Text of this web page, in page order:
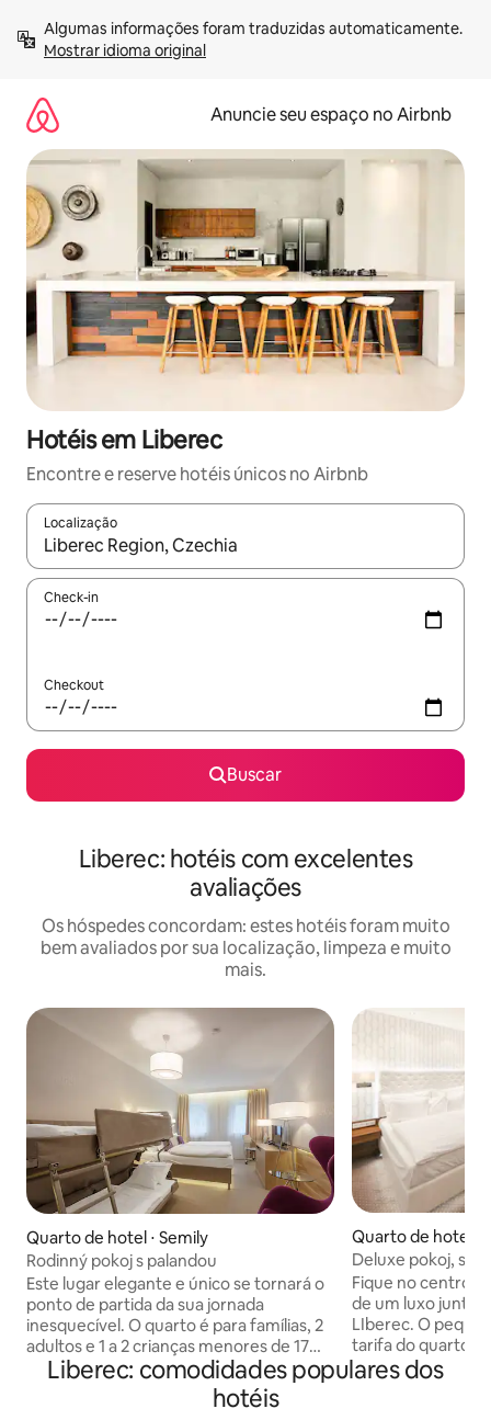
para
Mostrar idioma original
Anuncie seu espaço no Airbnb
Hotéis em Liberec
Encontre e reserve hotéis únicos no Airbnb
Localização
Quando os resultados estiverem disponíveis, explore-os
Check-in
Checkout
Buscar
Liberec: hotéis com excelentes
avaliações
Os hóspedes concordam: estes hotéis foram muito
bem avaliados por sua localização, limpeza e muito
mais.
Quarto de hotel ⋅ Semily
Rodinný pokoj s palandou
Este lugar elegante e único se tornará o
ponto de partida da sua jornada
inesquecível. O quarto é para famílias, 2
adultos e 1 a 2 crianças menores de 17
anos. Os quartos têm uma cama de casal
Pytloun Wellness Hotel Harrachov e
Quarto de hotel ⋅
Deluxe pokoj, se
Fique no centro
de um luxo
LIberec. O
tarifa do quarto. O Pytloun City Boutique
Hotel é um hotel de luxo de luxo de
Liberec: comodidades populares dos
hotéis